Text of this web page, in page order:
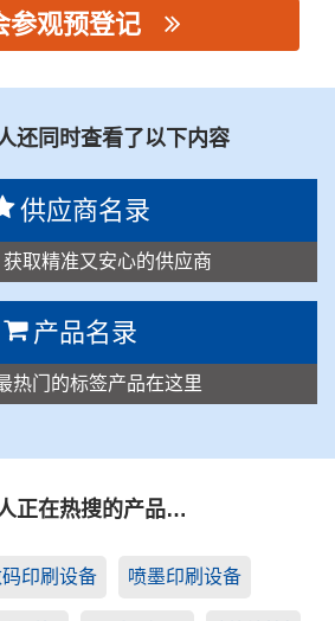
参观预登记
还同时查看了以下内容
供应商名录
获取精准又安心的供应商
产品名录
热门的标签产品在这里
正在热搜的产品…
印刷设备 喷墨印刷设备